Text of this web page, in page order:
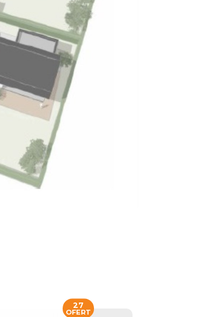
27
OFERT